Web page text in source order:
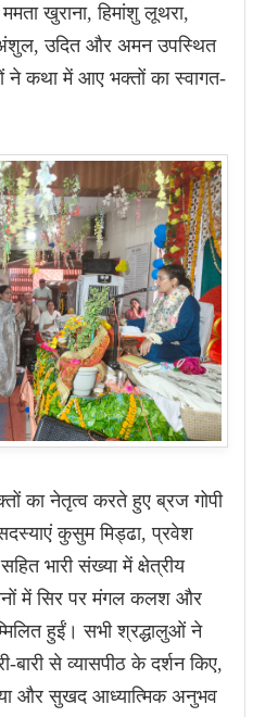
खुराना, हिमांशु लूथरा,
अंशुल, उदित और अमन उपस्थित
ने कथा में आए भक्तों का स्वागत-
का नेतृत्व करते हुए ब्रज गोपी
कुसुम मिड्ढा, प्रवेश
भारी संख्या में क्षेत्रीय
में सिर पर मंगल कलश और
हुईं। सभी श्रद्धालुओं ने
बारी से व्यासपीठ के दर्शन किए,
और सुखद आध्यात्मिक अनुभव